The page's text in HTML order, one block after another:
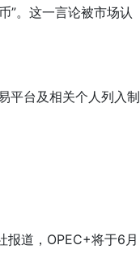
”。这一言论被市场认
平台及相关个人列入制
报道，OPEC+将于6月